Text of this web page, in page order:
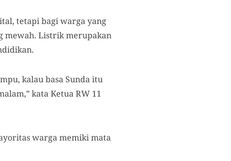
tetapi bagi warga yang
mewah. Listrik merupakan
kalau basa Sunda itu
kata Ketua RW 11
warga memiki mata